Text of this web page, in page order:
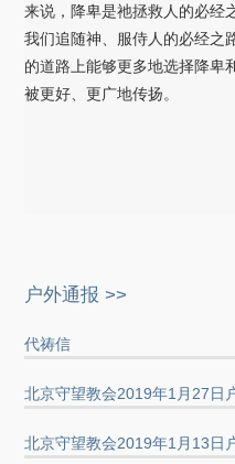
来说，降卑是祂拯救人的必经
我们追随神、服侍人的必经之
的道路上能够更多地选择降卑
被更好、更广地传扬。
户外通报 >>
代祷信
北京守望教会2019年1月27日
北京守望教会2019年1月13日